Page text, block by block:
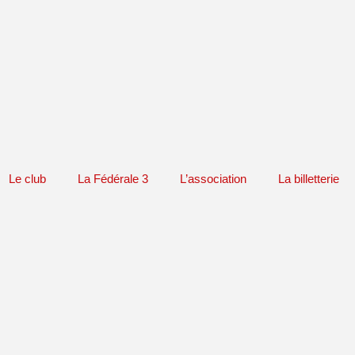
Le club La Fédérale 3 L’association La billetterie